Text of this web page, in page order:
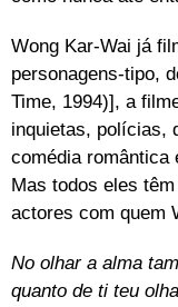
Wong Kar-Wai já
personagens-tipo,
Time, 1994)], a
inquietas, polícias,
comédia romântica
Mas todos eles
actores com quem
No olhar a alma
quanto de ti teu